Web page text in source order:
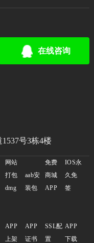
号3栋4楼
在线咨询
网站
打包
dmg
aab安
装包
免费
商城
APP
IOS永
久免
签
APP
上架
APP
证书
SSL配
置
APP
下载